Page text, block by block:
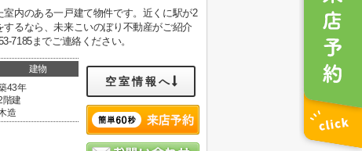
内のある一戸建て物件です。近くに駅が2
るなら、未来こいのぼり不動産がご紹介
7185までご連絡ください。
建物
43年
階建
造
空室情報へ